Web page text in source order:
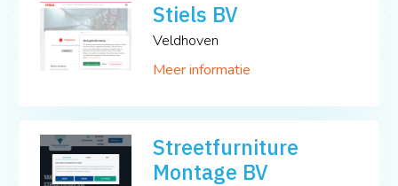
Stiels BV
Veldhoven
Meer informatie
Streetfurniture
Montage BV